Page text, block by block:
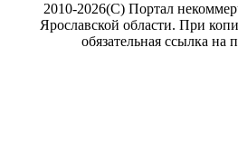
2010-2026(С) Портал
Ярославской области. При
обязательная ссылка на